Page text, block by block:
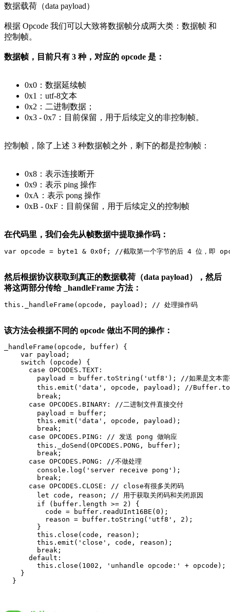
数据载荷（data payload）
根据 Opcode 我们可以大致将数据帧分成两大类：数据帧 和
控制帧。
数据帧，目前只有 3 种，对应的 opcode 是：
0x0：数据延续帧
0x1：utf-8文本
0x2：二进制数据；
0x3 - 0x7：目前保留，用于后续定义的非控制帧。
控制帧，除了上述 3 种数据帧之外，剩下的都是控制帧：
0x8：表示连接断开
0x9：表示 ping 操作
0xA：表示 pong 操作
0xB - 0xF：目前保留，用于后续定义的控制帧
在代码里，我们会先从帧数据中提取操作码：
var opcode = byte1 & 0x0f; //截取第一个字节的后 4 位，即
然后根据协议获取到真正的数据载荷（data payload），然后
将这两部分传给 _handleFrame 方法：
this._handleFrame(opcode, payload); // 处理操作码
该方法会根据不同的 opcode 做出不同的操作：
_handleFrame(opcode, buffer) {
    var payload;
    switch (opcode) {
      case OPCODES.TEXT:
payload = buffer.toString('utf8'); //如果是文本需
this.emit('data', opcode, payload); //
        break;
      case OPCODES.BINARY: //二进制文件直接交付
        payload = buffer;
        this.emit('data', opcode, payload);
        break;
      case OPCODES.PING: // 发送 pong 做响应
        this._doSend(OPCODES.PONG, buffer);
        break;
      case OPCODES.PONG: //不做处理
        console.log('server receive pong');
        break;
      case OPCODES.CLOSE: // close有很多关闭码
        let code, reason; // 用于获取关闭码和关闭原因
        if (buffer.length >= 2) {
          code = buffer.readUInt16BE(0);
          reason = buffer.toString('utf8', 2);
        }
        this.close(code, reason);
        this.emit('close', code, reason);
        break;
      default:
        this.close(1002, 'unhandle opcode:' + opcode);
    }
  }